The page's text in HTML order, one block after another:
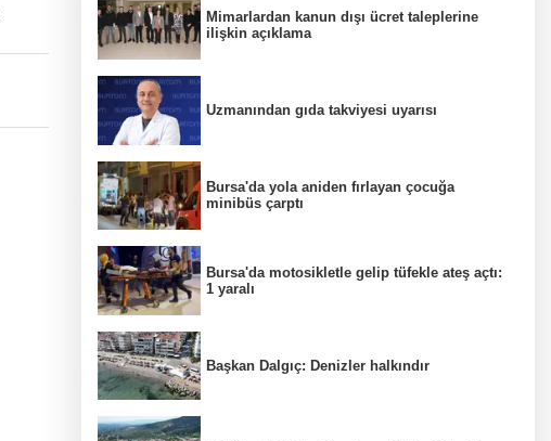
Mimarlardan kanun dışı ücret taleplerine
ilişkin açıklama
Uzmanından gıda takviyesi uyarısı
Bursa'da yola aniden fırlayan çocuğa
minibüs çarptı
Bursa'da motosikletle gelip tüfekle ateş açtı:
1 yaralı
Başkan Dalgıç: Denizler halkındır